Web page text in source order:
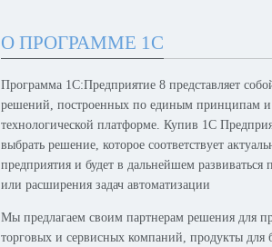
О ПРОГРАММЕ 1С
Программа 1С:Предприятие 8 представляет
решений, построенных по единым принципам
технологической платформе. Купив 1С
выбрать решение, которое соответствует
предприятия и будет в дальнейшем развиваться
или расширения задач автоматизации
Мы предлагаем своим партнерам решения для
торговых и сервисных компаний, продукты для